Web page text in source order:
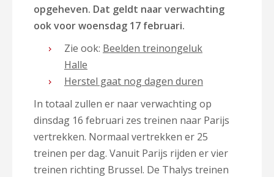
opgeheven. Dat geldt naar verwachting
ook voor woensdag 17 februari.
Zie ook: Beelden treinongeluk
Halle
Herstel gaat nog dagen duren
In totaal zullen er naar verwachting op
dinsdag 16 februari zes treinen naar Parijs
vertrekken. Normaal vertrekken er 25
treinen per dag. Vanuit Parijs rijden er vier
treinen richting Brussel. De Thalys treinen